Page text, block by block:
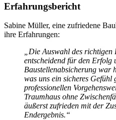
Erfahrungsbericht
Sabine Müller, eine zufriedene
ihre Erfahrungen:
„Die Auswahl des
entscheidend für den Erfolg
Baustellenabsicherung war
was uns ein sicheres Gefühl
professionellen
Traumhaus ohne
äußerst zufrieden mit der
Endergebnis.“